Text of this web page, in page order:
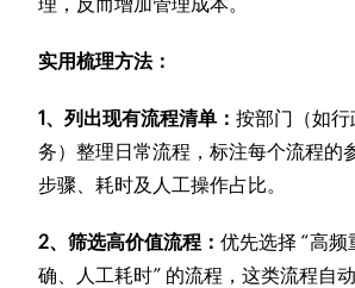
实用梳理方法：​
1、列出现有流程清单：按部门（如
务）整理日常流程，标注每个流程的
步骤、耗时及人工操作占比。​
2、筛选高价值流程：优先选择 “高频
确、人工耗时” 的流程，这类流程自